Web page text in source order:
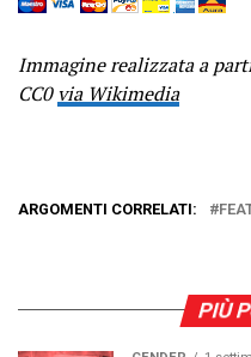
Immagine realizzata a
CC0via Wikimedia
ARGOMENTI CORRELATI:
PIÙ